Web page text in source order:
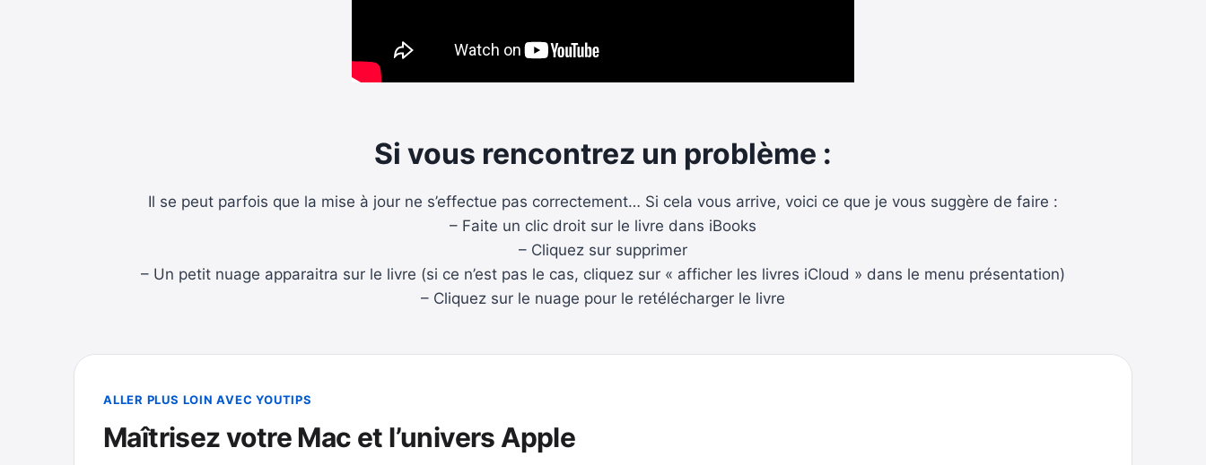
Si vous rencontrez un problème :
Il se peut parfois que la mise à jour ne s’effectue pas correctement… Si cela vous arrive, voici ce que je vous suggère de faire :
– Faite un clic droit sur le livre dans iBooks
– Cliquez sur supprimer
– Un petit nuage apparaitra sur le livre (si ce n’est pas le cas, cliquez sur « afficher les livres iCloud » dans le menu présentation)
– Cliquez sur le nuage pour le retélécharger le livre
ALLER PLUS LOIN AVEC YOUTIPS
Maîtrisez votre Mac et l’univers Apple